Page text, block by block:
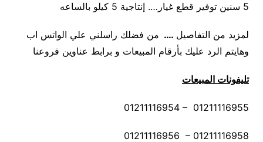
5 سنين توفير قطع غيار…. إنتاجية 5 كيلو بالساعه
لمزيد من التفاصيل …. من فضلك راسلني علي الواتس اب
وهايتم الرد عليك بأرقام المبيعات و برابط عناوين فروعنا
تليفونات المبيعات
01211116954 – 01211116955
01211116956 – 01211116958